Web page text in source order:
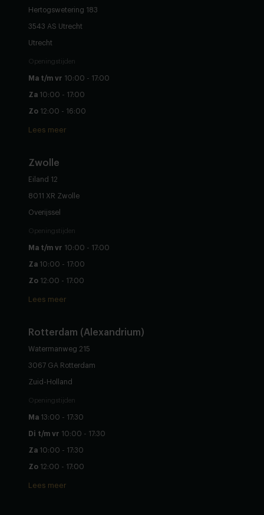
Hertogswetering 183
3543 AS Utrecht
Utrecht
Openingstijden
Ma t/m vr 10:00 - 17:00
Za 10:00 - 17:00
Zo 12:00 - 16:00
Lees meer
Zwolle
Eiland 12
8011 XR Zwolle
Overijssel
Openingstijden
Ma t/m vr 10:00 - 17:00
Za 10:00 - 17:00
Zo 12:00 - 17:00
Lees meer
Rotterdam (Alexandrium)
Watermanweg 215
3067 GA Rotterdam
Zuid-Holland
Openingstijden
Ma 13:00 - 17:30
Di t/m vr 10:00 - 17:30
Za 10:00 - 17:30
Zo 12:00 - 17:00
Lees meer